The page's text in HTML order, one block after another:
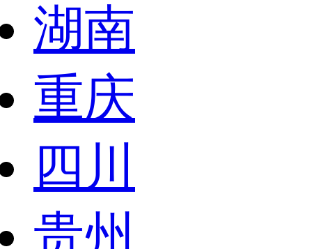
湖南
重庆
四川
贵州